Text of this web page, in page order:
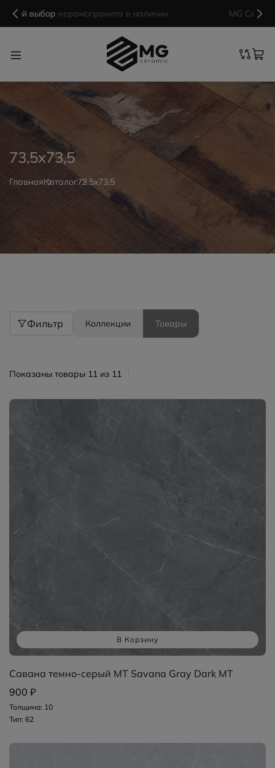
MG Ceramic- делаем красиво надолго
73,5x73,5
ГлавнаяКаталог73,5x73,5
Фильтр Коллекции Товары
Показаны товары 11 из 11
В Корзину
Савана темно-серый MT Savana Gray Dark MT
900 ₽
Толщина: 10
Тип: 62